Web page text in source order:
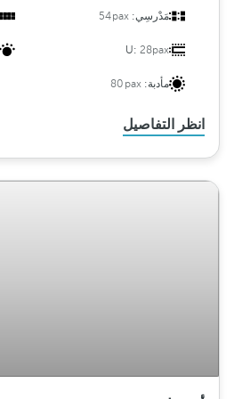
مَدْرسِي:54pax
U: 28pax
مأدبة:80pax
انظر التفاصيل